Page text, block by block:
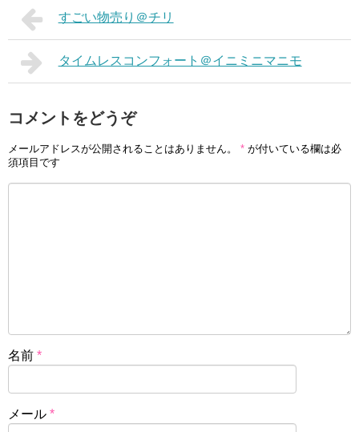
すごい物売り＠チリ
タイムレスコンフォート＠イニミニマニモ
コメントをどうぞ
メールアドレスが公開されることはありません。 * が付いている欄は必
須項目です
名前 *
メール *